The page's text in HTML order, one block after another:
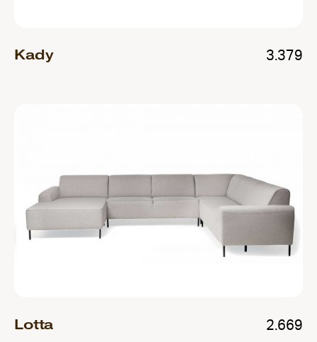
Kady 3.379
Lotta 2.669